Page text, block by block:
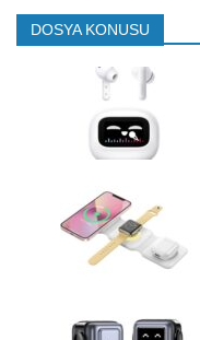
DOSYA KONUSU